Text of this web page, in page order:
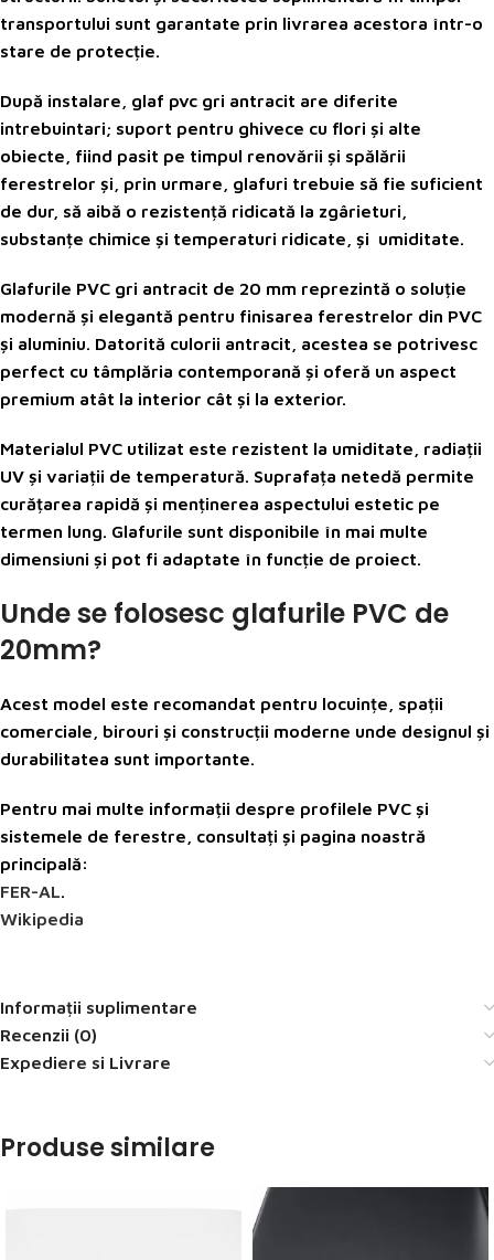
transportului sunt garantate prin livrarea acestora într-o
stare de protecție.
După instalare, glaf pvc gri antracit are diferite
intrebuintari; suport pentru ghivece cu flori și alte
obiecte, fiind pasit pe timpul renovării și spălării
ferestrelor și, prin urmare, glafuri trebuie să fie suficient
de dur, să aibă o rezistență ridicată la zgârieturi,
substanțe chimice și temperaturi ridicate, și umiditate.
Glafurile PVC gri antracit de 20 mm reprezintă o soluție
modernă și elegantă pentru finisarea ferestrelor din PVC
și aluminiu. Datorită culorii antracit, acestea se potrivesc
perfect cu tâmplăria contemporană și oferă un aspect
premium atât la interior cât și la exterior.
Materialul PVC utilizat este rezistent la umiditate, radiații
UV și variații de temperatură. Suprafața netedă permite
curățarea rapidă și menținerea aspectului estetic pe
termen lung. Glafurile sunt disponibile în mai multe
dimensiuni și pot fi adaptate în funcție de proiect.
Unde se folosesc glafurile PVC de
20mm?
Acest model este recomandat pentru locuințe, spații
comerciale, birouri și construcții moderne unde designul și
durabilitatea sunt importante.
Pentru mai multe informații despre profilele PVC și
sistemele de ferestre, consultați și pagina noastră
principală:
FER-AL.
Wikipedia
Informații suplimentare
Recenzii (0)
Expediere si Livrare
Produse similare